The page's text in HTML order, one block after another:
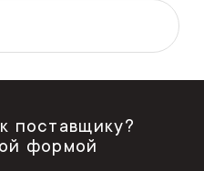
поставщику?
формой